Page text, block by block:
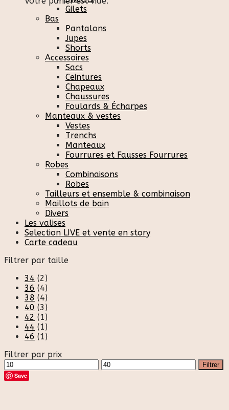
Gilets
Bas
Pantalons
Jupes
Shorts
Accessoires
Sacs
Ceintures
Chapeaux
Chaussures
Foulards & Écharpes
Manteaux & vestes
Vestes
Trenchs
Manteaux
Fourrures et Fausses Fourrures
Robes
Combinaisons
Robes
Tailleurs et ensemble & combinaison
Maillots de bain
Divers
Les valises
Selection LIVE et vente en story
Carte cadeau
Filtrer par taille
34 (2)
36 (4)
38 (4)
40 (3)
42 (1)
44 (1)
46 (1)
Filtrer par prix
Prix
min
Prix
max
Filtrer
Save